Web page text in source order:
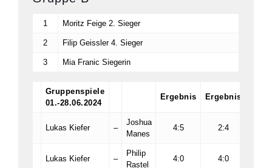
1 Moritz Feige 2. Sieger
2 Filip Geissler 4. Sieger
3 Mia Franic Siegerin
Gruppenspiele
01.-28.06.2024
Ergebnis Ergebnis
Lukas Kiefer –
Joshua
Manes
4:5 2:4
Lukas Kiefer –
Philip
Rastel
4:0 4:0